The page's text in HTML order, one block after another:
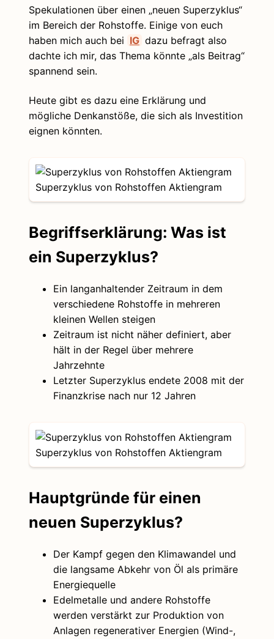
Spekulationen über einen „neuen Superzyklus“
im Bereich der Rohstoffe. Einige von euch
haben mich auch bei IG dazu befragt also
dachte ich mir, das Thema könnte „als Beitrag“
spannend sein.
Heute gibt es dazu eine Erklärung und
mögliche Denkanstöße, die sich als Investition
eignen könnten.
Superzyklus von Rohstoffen Aktiengram
Begriffserklärung: Was ist
ein Superzyklus?
Ein langanhaltender Zeitraum in dem
verschiedene Rohstoffe in mehreren
kleinen Wellen steigen
Zeitraum ist nicht näher definiert, aber
hält in der Regel über mehrere
Jahrzehnte
Letzter Superzyklus endete 2008 mit der
Finanzkrise nach nur 12 Jahren
Superzyklus von Rohstoffen Aktiengram
Hauptgründe für einen
neuen Superzyklus?
Der Kampf gegen den Klimawandel und
die langsame Abkehr von Öl als primäre
Energiequelle
Edelmetalle und andere Rohstoffe
werden verstärkt zur Produktion von
Anlagen regenerativer Energien (Wind-,